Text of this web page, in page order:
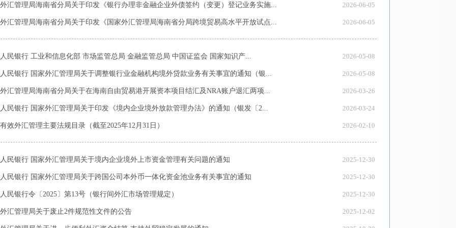
汇管理局海南省分局关于印发《银行办理非金融企业外债签约（变更）登记业务实施... 2026-06-05
汇管理局海南省分局关于印发《国家外汇管理局海南省分局跨境贸易高水平开放试点... 2026-06-05
民银行 工业和信息化部 市场监管总局 金融监管总局 中国证监会 国家知识产... 2026-05-08
民银行 国家外汇管理局关于调整银行业金融机构境外贷款业务有关事宜的通知（银... 2026-05-08
汇管理局海南省分局关于在海南自由贸易港开展资本项目结汇及NRA账户退汇两项... 2026-03-26
民银行 国家外汇管理局关于印发《境内企业境外放款管理办法》的通知（银发〔2... 2026-03-24
效外汇管理主要法规目录（截至2025年12月31日） 2026-02-10
民银行 国家外汇管理局关于境内企业境外上市资金管理有关问题的通知 2025-12-30
民银行 国家外汇管理局关于跨国公司本外币一体化资金池业务有关事宜的通知 2025-12-30
民银行令〔2025〕第13号（银行间外汇市场管理规定） 2025-12-30
汇管理局关于废止2件规范性文件的公告 2025-12-02